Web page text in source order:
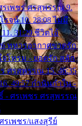
รเพชร ศรสุพรรณ 9.
จน์ 10. 28:08 ไม่มี
31:29 ชีวิตไอ้
ทหารอากาศขาดรัก
จโทรม - ยอดรัก สลัก
ศรสุพรรณ 15. 46:35
49:57 กำนันกำใน -
- ศรเพชร ศรสุพรรณ
รเพชร/แสงสุรีย์